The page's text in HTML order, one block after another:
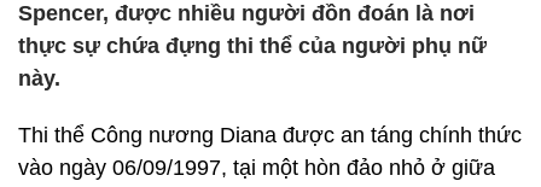
Spencer, được nhiều người đồn đoán là nơi
thực sự chứa đựng thi thể của người phụ nữ
này.
Thi thể Công nương Diana được an táng chính thức
vào ngày 06/09/1997, tại một hòn đảo nhỏ ở giữa